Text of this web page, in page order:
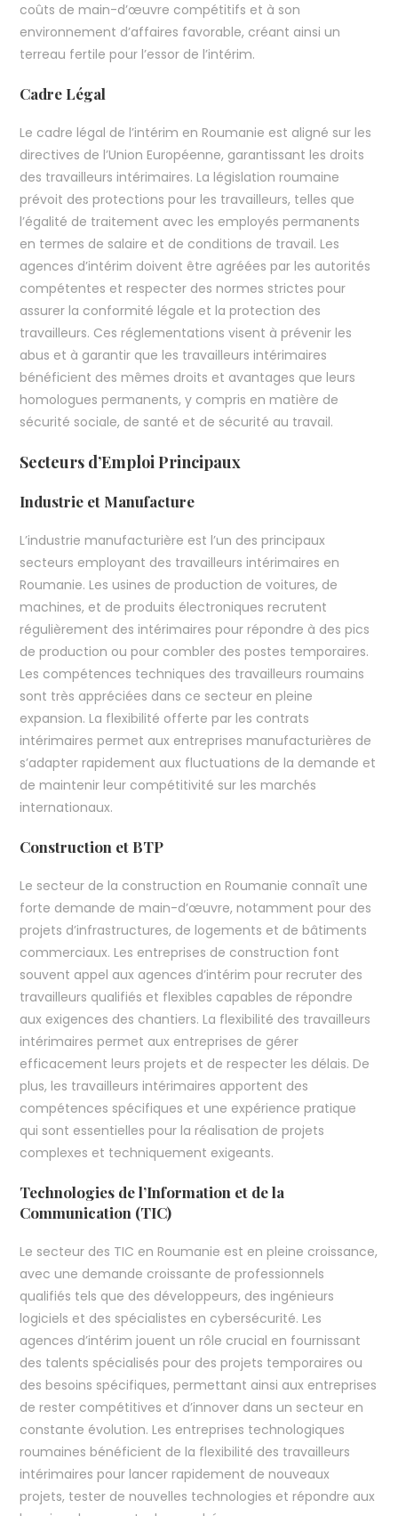
coûts de main-d’œuvre compétitifs et à son
environnement d’affaires favorable, créant ainsi un
terreau fertile pour l’essor de l’intérim.
Cadre Légal
Le cadre légal de l’intérim en Roumanie est aligné sur les
directives de l’Union Européenne, garantissant les droits
des travailleurs intérimaires. La législation roumaine
prévoit des protections pour les travailleurs, telles que
l’égalité de traitement avec les employés permanents
en termes de salaire et de conditions de travail. Les
agences d’intérim doivent être agréées par les autorités
compétentes et respecter des normes strictes pour
assurer la conformité légale et la protection des
travailleurs. Ces réglementations visent à prévenir les
abus et à garantir que les travailleurs intérimaires
bénéficient des mêmes droits et avantages que leurs
homologues permanents, y compris en matière de
sécurité sociale, de santé et de sécurité au travail.
Secteurs d’Emploi Principaux
Industrie et Manufacture
L’industrie manufacturière est l’un des principaux
secteurs employant des travailleurs intérimaires en
Roumanie. Les usines de production de voitures, de
machines, et de produits électroniques recrutent
régulièrement des intérimaires pour répondre à des pics
de production ou pour combler des postes temporaires.
Les compétences techniques des travailleurs roumains
sont très appréciées dans ce secteur en pleine
expansion. La flexibilité offerte par les contrats
intérimaires permet aux entreprises manufacturières de
s’adapter rapidement aux fluctuations de la demande et
de maintenir leur compétitivité sur les marchés
internationaux.
Construction et BTP
Le secteur de la construction en Roumanie connaît une
forte demande de main-d’œuvre, notamment pour des
projets d’infrastructures, de logements et de bâtiments
commerciaux. Les entreprises de construction font
souvent appel aux agences d’intérim pour recruter des
travailleurs qualifiés et flexibles capables de répondre
aux exigences des chantiers. La flexibilité des travailleurs
intérimaires permet aux entreprises de gérer
efficacement leurs projets et de respecter les délais. De
plus, les travailleurs intérimaires apportent des
compétences spécifiques et une expérience pratique
qui sont essentielles pour la réalisation de projets
complexes et techniquement exigeants.
Technologies de l’Information et de la
Communication (TIC)
Le secteur des TIC en Roumanie est en pleine croissance,
avec une demande croissante de professionnels
qualifiés tels que des développeurs, des ingénieurs
logiciels et des spécialistes en cybersécurité. Les
agences d’intérim jouent un rôle crucial en fournissant
des talents spécialisés pour des projets temporaires ou
des besoins spécifiques, permettant ainsi aux entreprises
de rester compétitives et d’innover dans un secteur en
constante évolution. Les entreprises technologiques
roumaines bénéficient de la flexibilité des travailleurs
intérimaires pour lancer rapidement de nouveaux
projets, tester de nouvelles technologies et répondre aux